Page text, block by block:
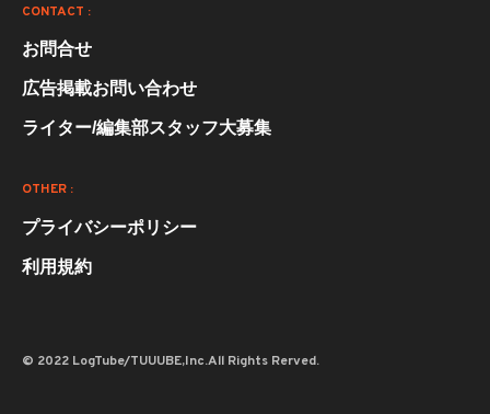
CONTACT :
お問合せ
広告掲載お問い合わせ
ライター/編集部スタッフ大募集
OTHER :
プライバシーポリシー
利用規約
© 2022 LogTube/TUUUBE,Inc.All Rights Rerved.